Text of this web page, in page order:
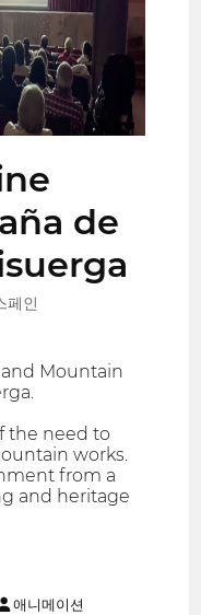
de
인
Mountain
the need to
works.
from a
and heritage
애니메이션